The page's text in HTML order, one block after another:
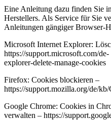
Eine Anleitung dazu finden Sie
Herstellers. Als Service für Sie
Anleitungen gängiger Browser-
Microsoft Internet Explorer:
https://support.microsoft.com/
explorer-delete-manage-cookies
Firefox: Cookies blockieren –
https://support.mozilla.org/de/
Google Chrome: Cookies in
verwalten – https://